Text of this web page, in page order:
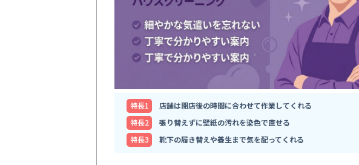
特⻑1
店舗は閉店後の時間に合わせて作業してくれる
特⻑2
張り替えずに壁紙の汚れを染色で直せる
特⻑3
靴下の履き替えや養生まで気を配ってくれる